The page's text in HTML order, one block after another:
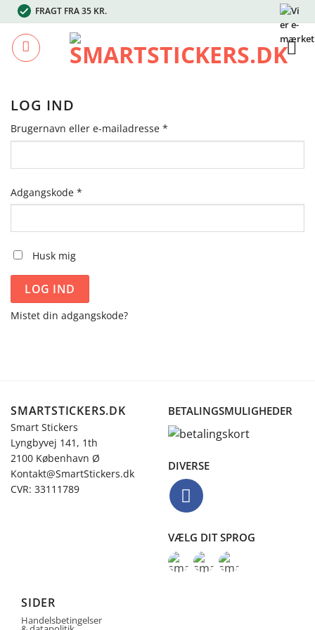
Fortsæt
til
indhold
FRAGT FRA 35 KR.
LOG IND
Brugernavn eller e-mailadresse *
Adgangskode *
Husk mig
LOG IND
Mistet din adgangskode?
SMARTSTICKERS.DK
Smart Stickers
Lyngbyvej 141, 1th
2100 København Ø
Kontakt@SmartStickers.dk
CVR: 33111789
BETALINGSMULIGHEDER
DIVERSE
VÆLG DIT SPROG
SIDER
Handelsbetingelser